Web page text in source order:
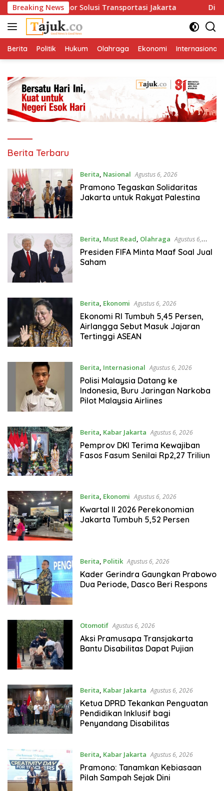
Langsung
ke
konten
Breaking News
Satu Nomor Solusi Transportasi Jakarta Di
Berita Politik Hukum Olahraga Ekonomi Internasional
Tajuk.co
Berita Terbaru
Berita, Nasional Agustus 6, 2026
Pramono Tegaskan Solidaritas
Jakarta untuk Rakyat Palestina
Berita Must Read Olahraga Agustus 6,
2026
Presiden FIFA Minta Maaf Soal Jual
Saham
Berita, Ekonomi Agustus 6, 2026
Ekonomi RI Tumbuh 5,45 Persen,
Airlangga Sebut Masuk Jajaran
Tertinggi ASEAN
Berita, Internasional Agustus 6, 2026
Polisi Malaysia Datang ke
Indonesia, Buru Jaringan Narkoba
Pilot Malaysia Airlines
Berita, Kabar Jakarta Agustus 6, 2026
Pemprov DKI Terima Kewajiban
Fasos Fasum Senilai Rp2,27 Triliun
Berita, Ekonomi Agustus 6, 2026
Kwartal II 2026 Perekonomian
Jakarta Tumbuh 5,52 Persen
Berita, Politik Agustus 6, 2026
Kader Gerindra Gaungkan Prabowo
Dua Periode, Dasco Beri Respons
Otomotif Agustus 6, 2026
Aksi Pramusapa Transjakarta
Bantu Disabilitas Dapat Pujian
Berita, Kabar Jakarta Agustus 6, 2026
Ketua DPRD Tekankan Penguatan
Pendidikan Inklusif bagi
Penyandang Disabilitas
Berita, Kabar Jakarta Agustus 6, 2026
Pramono: Tanamkan Kebiasaan
Pilah Sampah Sejak Dini